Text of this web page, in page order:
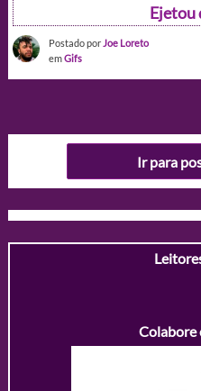
Ejetou
Postado por Joe Loreto
emGifs
Ir para
Colabore